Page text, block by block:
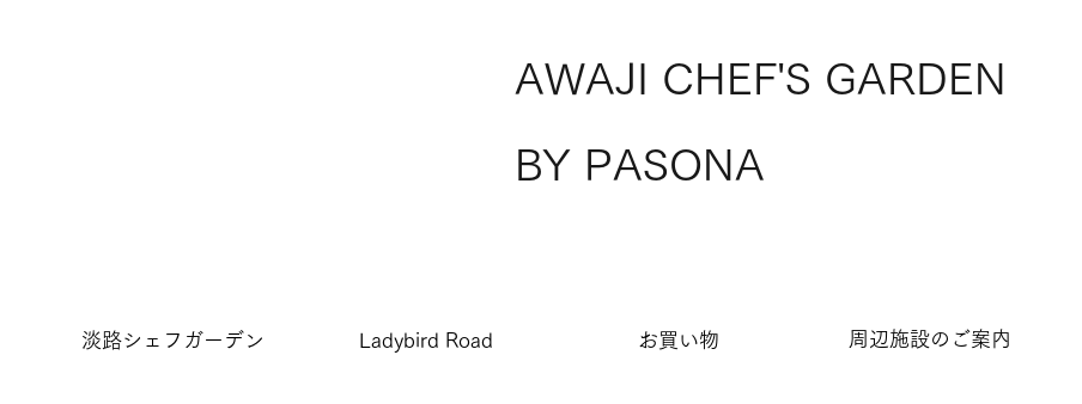
AWAJI CHEF'S GARDEN
BY PASONA
淡路シェフガーデン お買い物​
Ladybird Road ​周辺施設のご案内